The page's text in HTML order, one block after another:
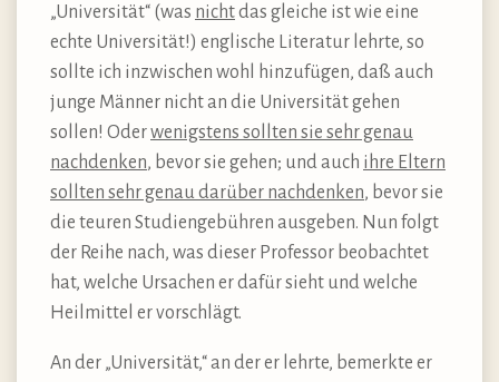
„Universität“ (was nichtdas gleiche ist wie eine
echte Universität!) englische Literatur lehrte, so
sollte ich inzwischen wohl hinzufügen, daß auch
junge Männer nicht an die Universität gehen
sollen! Oderwenigstens sollten sie sehr genau
nachdenken, bevor sie gehen; und auch ihre Eltern
sollten sehr genau darüber nachdenken, bevor sie
die teuren Studiengebühren ausgeben. Nun folgt
der Reihe nach, was dieser Professor beobachtet
hat, welche Ursachen er dafür sieht und welche
Heilmittel er vorschlägt.
An der „Universität,“ an der er lehrte, bemerkte er